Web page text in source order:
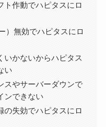
ト作動でハピタスにロ
）無効でハピタスにロ
いかないからハピタス
い
スやサーバーダウンで
ンできない
の失効でハピタスにロ